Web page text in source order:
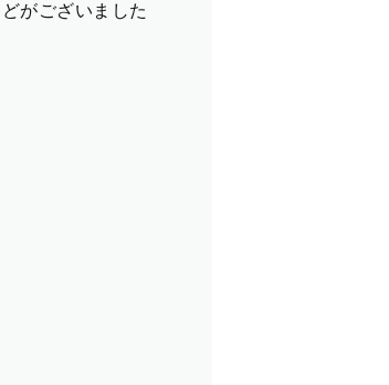
がございました